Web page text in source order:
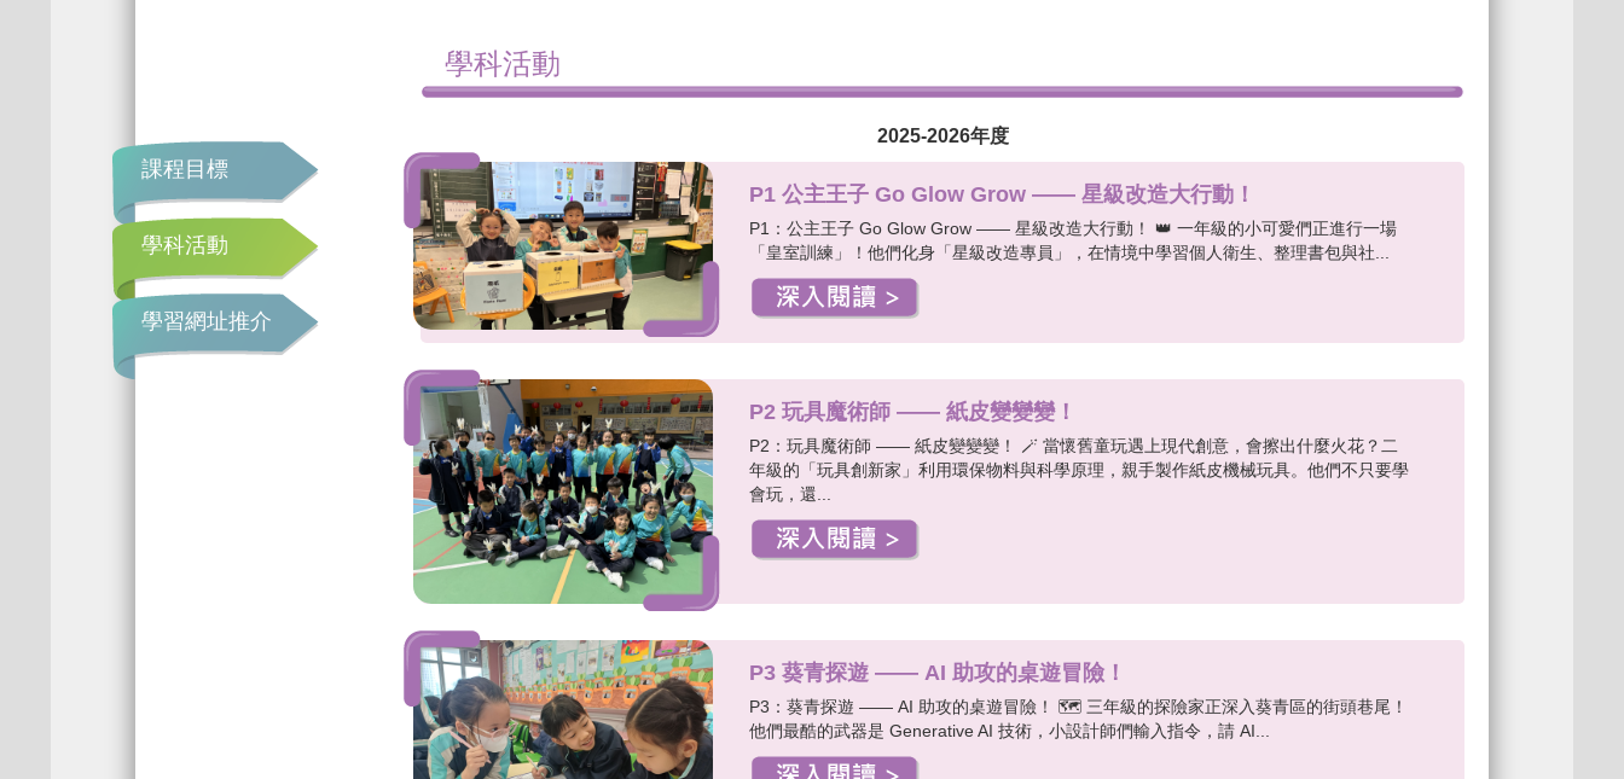
課程目標
學科活動
學習網址推介
學科活動
2025-2026年度
P1 公主王子 Go Glow Grow —— 星級改造大行動！
P1：公主王子 Go Glow Grow —— 星級改造大行動！ 👑 一年級的小可愛們正進行一場
「皇室訓練」！他們化身「星級改造專員」，在情境中學習個人衛生、整理書包與社...
P2 玩具魔術師 —— 紙皮變變變！
P2：玩具魔術師 —— 紙皮變變變！ 🪄 當懷舊童玩遇上現代創意，會擦出什麼火花？二
年級的「玩具創新家」利用環保物料與科學原理，親手製作紙皮機械玩具。他們不只要學
會玩，還...
P3 葵青探遊 —— AI 助攻的桌遊冒險！
P3：葵青探遊 —— AI 助攻的桌遊冒險！ 🗺️ 三年級的探險家正深入葵青區的街頭巷尾！
他們最酷的武器是 Generative AI 技術，小設計師們輸入指令，請 AI...